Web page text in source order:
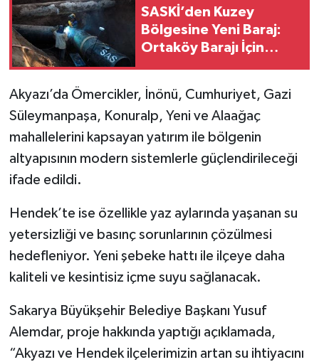
SASKİ’den Kuzey
Bölgesine Yeni Baraj:
Ortaköy Barajı İçin
Akyazı’da Ömercikler, İnönü, Cumhuriyet, Gazi
Süleymanpaşa, Konuralp, Yeni ve Alaağaç
mahallelerini kapsayan yatırım ile bölgenin
altyapısının modern sistemlerle güçlendirileceği
ifade edildi.
Hendek’te ise özellikle yaz aylarında yaşanan su
yetersizliği ve basınç sorunlarının çözülmesi
hedefleniyor. Yeni şebeke hattı ile ilçeye daha
kaliteli ve kesintisiz içme suyu sağlanacak.
Sakarya Büyükşehir Belediye Başkanı Yusuf
Alemdar, proje hakkında yaptığı açıklamada,
“Akyazı ve Hendek ilçelerimizin artan su ihtiyacını